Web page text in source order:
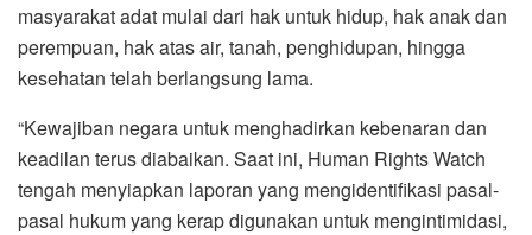
masyarakat adat mulai dari hak untuk hidup, hak anak dan
perempuan, hak atas air, tanah, penghidupan, hingga
kesehatan telah berlangsung lama.
“Kewajiban negara untuk menghadirkan kebenaran dan
keadilan terus diabaikan. Saat ini, Human Rights Watch
tengah menyiapkan laporan yang mengidentifikasi pasal-
pasal hukum yang kerap digunakan untuk mengintimidasi,